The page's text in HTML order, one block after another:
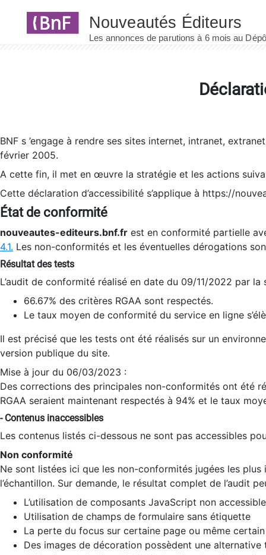
BNF s ’engage à rendre ses sites internet, intranet,
février 2005.
A cette fin, il met en œuvre la stratégie et les actions
Cette déclaration d’accessibilité s’applique à https://
État de conformité
nouveautes-editeurs.bnf.fr est en conformité partielle
4.1. Les non-conformités et les éventuelles dérogations
Résultat des tests
L’audit de conformité réalisé en date du 09/11/2022 par
66.67% des critères RGAA sont respectés.
Le taux moyen de conformité du service en ligne
Il est précisé que les tests ont été réalisés sur un
version publique du site.
Mise à jour du 06/03/2023 :
Des corrections des principales non-conformités ont été
RGAA seraient maintenant respectés à 94% et le taux
- Contenus inaccessibles
Les contenus listés ci-dessous ne sont pas accessibles
Non conformité
Ne sont listées ici que les non-conformités jugées les
l’échantillon. Sur demande, le résultat complet de l’audit
L’utilisation de composants JavaScript non
Utilisation de champs de formulaire sans étiquette
La perte du focus sur certaine page ou même
Des images de décoration possèdent une alternative